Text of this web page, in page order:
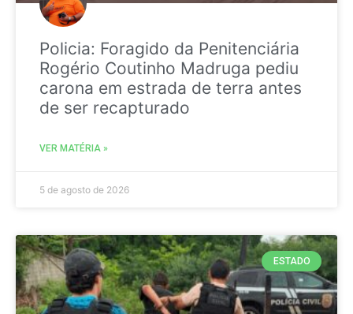
Policia: Foragido da Penitenciária
Rogério Coutinho Madruga pediu
carona em estrada de terra antes
de ser recapturado
VER MATÉRIA »
5 de agosto de 2026
ESTADO